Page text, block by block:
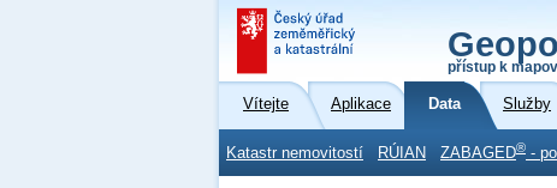
přístup k
Vítejte Aplikace Data Služby
Katastr nemovitostí RÚIAN ZABAGED® -